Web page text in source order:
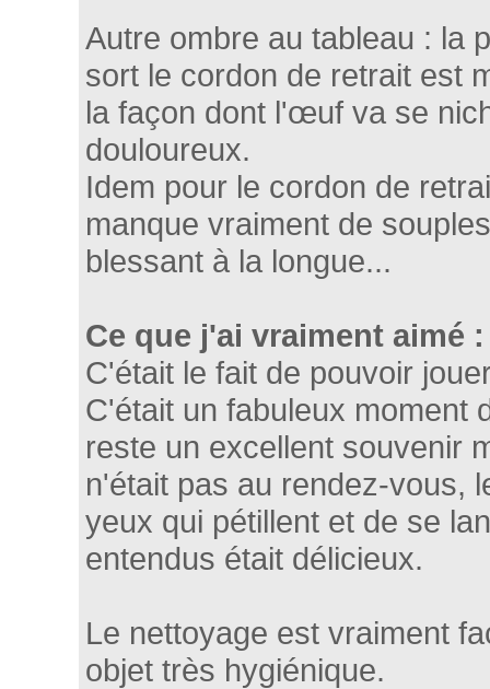
Autre ombre au tableau : la
sort le cordon de retrait est
la façon dont l'œuf va se
douloureux.
Idem pour le cordon de
manque vraiment de
blessant à la longue...
Ce que j'ai vraiment aimé :
C'était le fait de pouvoir
C'était un fabuleux moment
reste un excellent souvenir
n'était pas au rendez-vous,
yeux qui pétillent et de se
entendus était délicieux.
Le nettoyage est vraiment
objet très hygiénique.